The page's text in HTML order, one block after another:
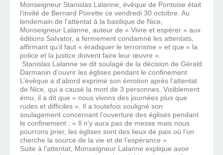
Monseigneur Stanislas Lalanne, évêque de Pontoise était
l’invité de Bernard Poirette ce vendredi 30 octobre. Au
lendemain de l’attentat à la basilique de Nice,
Monseigneur Lalanne, auteur de « Vivre et espérer » aux
éditions Salvator, a fermement condamné les attentats,
affirmant qu’il faut « éradiquer le terrorisme » et que « la
police et la justice doivent faire leur œuvre ».
Stanislas Lalanne se dit soulagé de la décision de Gérald
Darmanin d’ouvrir les églises pendant le confinement
L’évêque a d’abord exprimé son émotion après l’attentat
de Nice, qui a causé la mort de 3 personnes. Visiblement
ému, il a dit que « nous vivons des journées plus que
rudes et difficiles ». Il a toutefois souligné son
soulagement concernant l’ouverture des églises pendant
le confinement : « Il n’y aura pas de messe mais nous
pourrons prier, les églises sont des lieux de paix où l’on
cherche la source de la vie et de l’espérance ».
Suite à l’attentat, Monseigneur Lalanne explique avoir